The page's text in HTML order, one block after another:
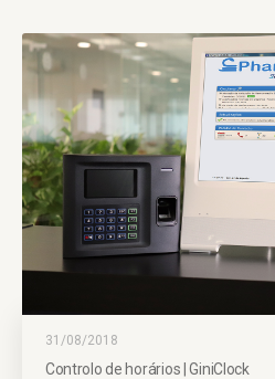
31/08/2018
Controlo de horários | GiniClock